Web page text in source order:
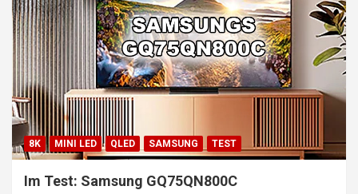
8K MINI LED QLED SAMSUNG TEST
Im Test: Samsung GQ75QN800C